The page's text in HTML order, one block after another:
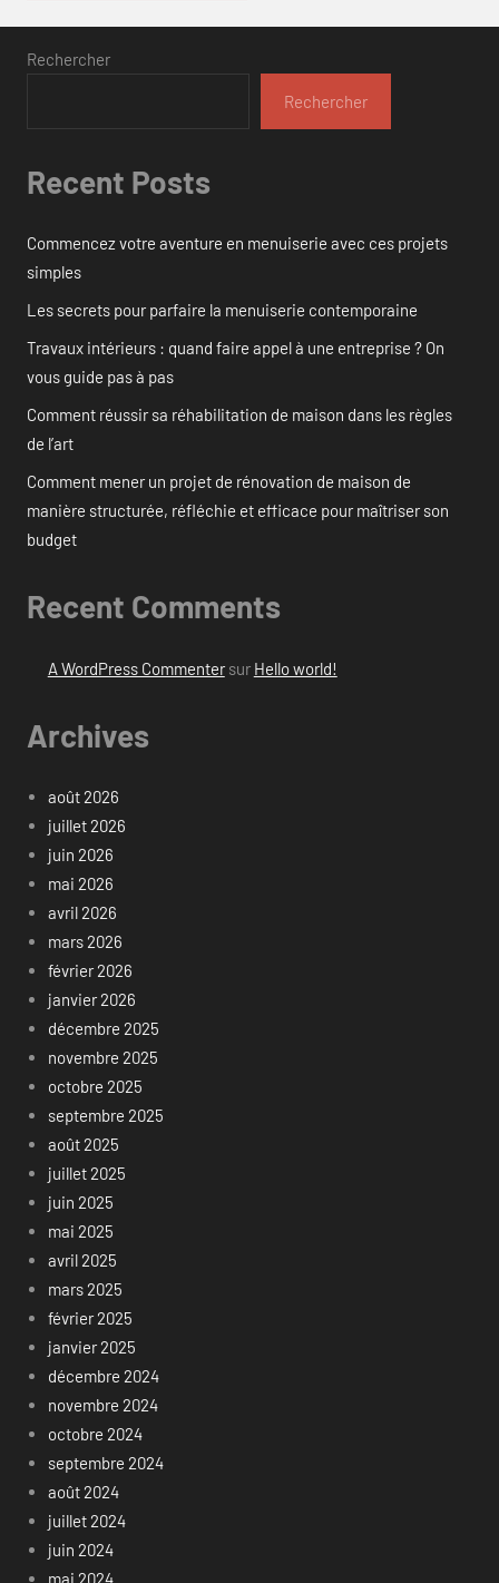
Rechercher
Rechercher
Recent Posts
Commencez votre aventure en menuiserie avec ces projets
simples
Les secrets pour parfaire la menuiserie contemporaine
Travaux intérieurs : quand faire appel à une entreprise ? On
vous guide pas à pas
Comment réussir sa réhabilitation de maison dans les règles
de l’art
Comment mener un projet de rénovation de maison de
manière structurée, réfléchie et efficace pour maîtriser son
budget
Recent Comments
A WordPress Commentersur Hello world!
Archives
août 2026
juillet 2026
juin 2026
mai 2026
avril 2026
mars 2026
février 2026
janvier 2026
décembre 2025
novembre 2025
octobre 2025
septembre 2025
août 2025
juillet 2025
juin 2025
mai 2025
avril 2025
mars 2025
février 2025
janvier 2025
décembre 2024
novembre 2024
octobre 2024
septembre 2024
août 2024
juillet 2024
juin 2024
mai 2024